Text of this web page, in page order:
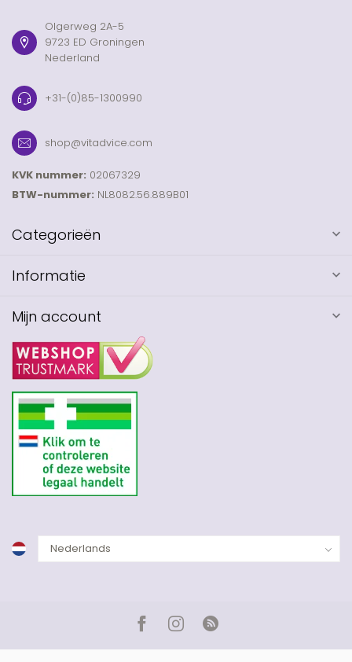
Olgerweg 2A-5
9723 ED Groningen
Nederland
+31-(0)85-1300990
shop@vitadvice.com
KVK nummer: 02067329
BTW-nummer: NL8082.56.889B01
Categorieën
Informatie
Mijn account